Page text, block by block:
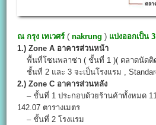
ณ กรุง เทเวศร์ (nakrung ) แบ่งออกเป็น
1.) Zone A อาคารส่วนหน้า
พื้นที่โซนพลาซ่า ( ชั้นที่ 1 )( ตลาดนัดติ
ชั้นที่ 2 และ 3 จะเป็นโรงแรม ,
2.) Zone C อาคารส่วนหลัง
– ชั้นที่ 1 ประกอบด้วยร้านค้าทั้งหมด
142.07 ตารางเมตร
– ชั้นที่ 2 โรงแรม